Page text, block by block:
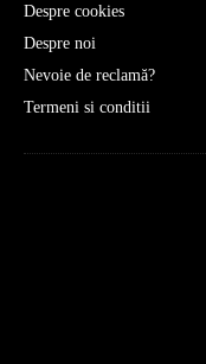
Despre cookies
Despre noi
Nevoie de reclamă?
Termeni si conditii